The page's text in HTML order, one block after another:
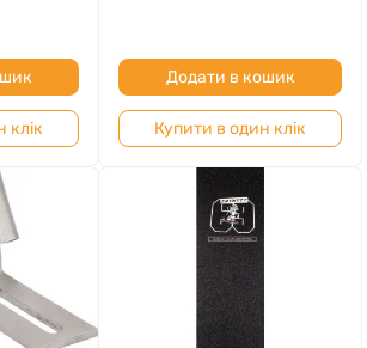
клік
Додати в кошик
Купити в один клік